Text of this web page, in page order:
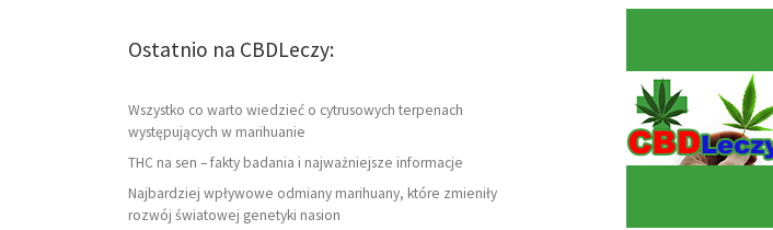
Ostatnio na CBDLeczy:
Wszystko co warto wiedzieć o cytrusowych terpenach
występujących w marihuanie
THC na sen – fakty badania i najważniejsze informacje
Najbardziej wpływowe odmiany marihuany, które zmieniły
rozwój światowej genetyki nasion